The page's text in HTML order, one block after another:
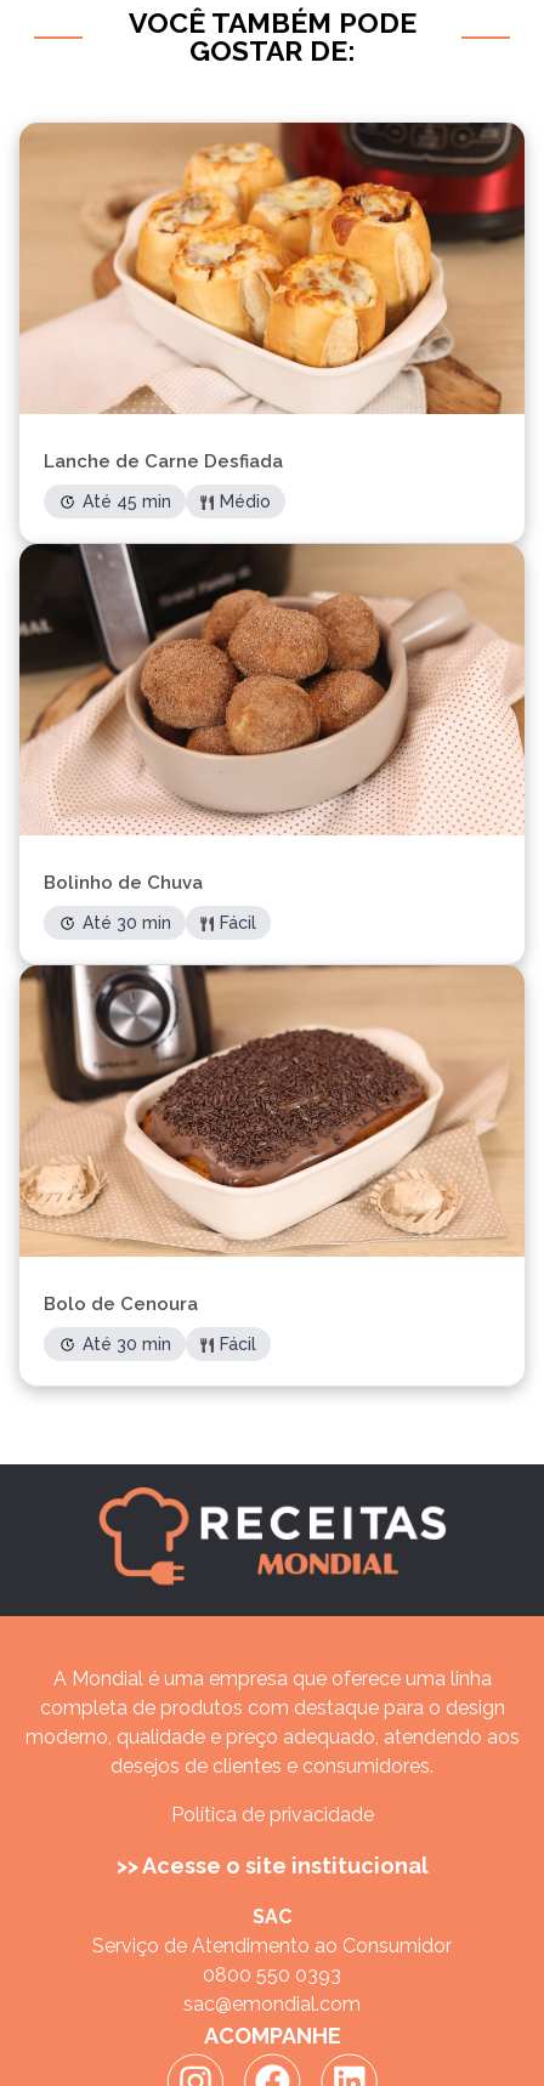
VOCÊ TAMBÉM PODE
GOSTAR DE:
Lanche de Carne Desfiada
Até 45 min Médio
Bolinho de Chuva
Até 30 min Fácil
Bolo de Cenoura
Até 30 min Fácil
A Mondial é uma empresa que oferece uma linha
completa de produtos com destaque para o design
moderno, qualidade e preço adequado, atendendo aos
desejos de clientes e consumidores.
Política de privacidade
>> Acesse o site institucional
SAC
Serviço de Atendimento ao Consumidor
0800 550 0393
sac@emondial.com
ACOMPANHE